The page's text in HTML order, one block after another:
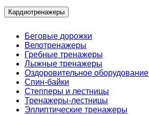
Кардиотренажеры
Беговые дорожки
Велотренажеры
Гребные тренажеры
Лыжные тренажеры
Оздоровительное оборудование
Спин-байки
Степперы и лестницы
Тренажеры-лестницы
Эллиптические тренажеры